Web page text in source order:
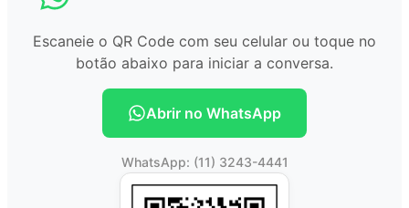
Escaneie o QR Code com seu celular ou toque no
botão abaixo para iniciar a conversa.
Abrir no WhatsApp
WhatsApp: (11) 3243-4441